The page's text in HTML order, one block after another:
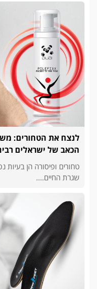
לנצח את הטחורים:
הכאב של ישראלים
טחורים ופיסורה הן
שגרת החיים....